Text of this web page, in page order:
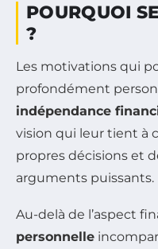
POURQUOI
?
Les motivations qui
profondément
indépendance
vision qui leur tient à
propres décisions et
arguments puissants.
Au-delà de l’aspect
personnelle